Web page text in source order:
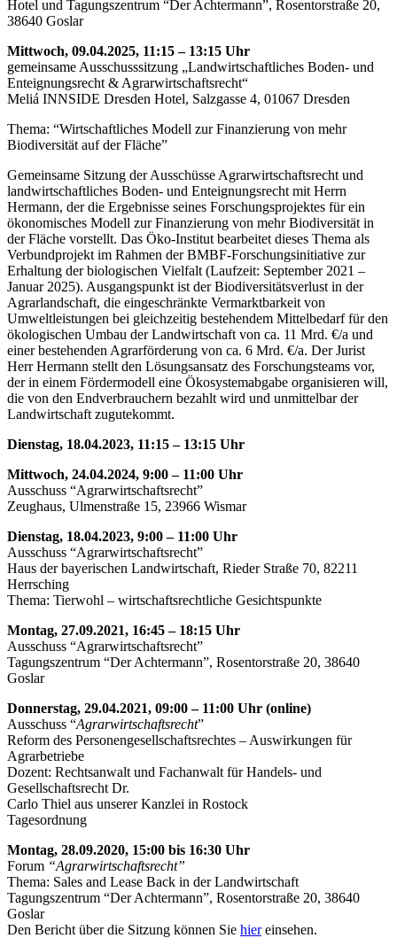
Hotel und Tagungszentrum “Der Achtermann”, Rosentorstraße 20,
38640 Goslar
Mittwoch, 09.04.2025, 11:15 – 13:15 Uhr
gemeinsame Ausschusssitzung „Landwirtschaftliches Boden- und
Enteignungsrecht & Agrarwirtschaftsrecht“
Meliá INNSIDE Dresden Hotel, Salzgasse 4, 01067 Dresden
Thema: “Wirtschaftliches Modell zur Finanzierung von mehr
Biodiversität auf der Fläche”
Gemeinsame Sitzung der Ausschüsse Agrarwirtschaftsrecht und
landwirtschaftliches Boden- und Enteignungsrecht mit Herrn
Hermann, der die Ergebnisse seines Forschungsprojektes für ein
ökonomisches Modell zur Finanzierung von mehr Biodiversität in
der Fläche vorstellt. Das Öko-Institut bearbeitet dieses Thema als
Verbundprojekt im Rahmen der BMBF-Forschungsinitiative zur
Erhaltung der biologischen Vielfalt (Laufzeit: September 2021 –
Januar 2025). Ausgangspunkt ist der Biodiversitätsverlust in der
Agrarlandschaft, die eingeschränkte Vermarktbarkeit von
Umweltleistungen bei gleichzeitig bestehendem Mittelbedarf für den
ökologischen Umbau der Landwirtschaft von ca. 11 Mrd. €/a und
einer bestehenden Agrarförderung von ca. 6 Mrd. €/a. Der Jurist
Herr Hermann stellt den Lösungsansatz des Forschungsteams vor,
der in einem Fördermodell eine Ökosystemabgabe organisieren will,
die von den Endverbrauchern bezahlt wird und unmittelbar der
Landwirtschaft zugutekommt.
Dienstag, 18.04.2023, 11:15 – 13:15 Uhr
Mittwoch, 24.04.2024, 9:00 – 11:00 Uhr
Ausschuss “Agrarwirtschaftsrecht”
Zeughaus, Ulmenstraße 15, 23966 Wismar
Dienstag, 18.04.2023, 9:00 – 11:00 Uhr
Ausschuss “Agrarwirtschaftsrecht”
Haus der bayerischen Landwirtschaft, Rieder Straße 70, 82211
Herrsching
Thema: Tierwohl – wirtschaftsrechtliche Gesichtspunkte
Montag, 27.09.2021, 16:45 – 18:15 Uhr
Ausschuss “Agrarwirtschaftsrecht”
Tagungszentrum “Der Achtermann”, Rosentorstraße 20, 38640
Goslar
Donnerstag, 29.04.2021, 09:00 – 11:00 Uhr (online)
Ausschuss “Agrarwirtschaftsrecht”
Reform des Personengesellschaftsrechtes – Auswirkungen für
Agrarbetriebe
Dozent: Rechtsanwalt und Fachanwalt für Handels- und
Gesellschaftsrecht Dr.
Carlo Thiel aus unserer Kanzlei in Rostock
Tagesordnung
Montag, 28.09.2020, 15:00 bis 16:30 Uhr
Forum “Agrarwirtschaftsrecht”
Thema: Sales and Lease Back in der Landwirtschaft
Tagungszentrum “Der Achtermann”, Rosentorstraße 20, 38640
Goslar
Den Bericht über die Sitzung können Sie hiereinsehen.